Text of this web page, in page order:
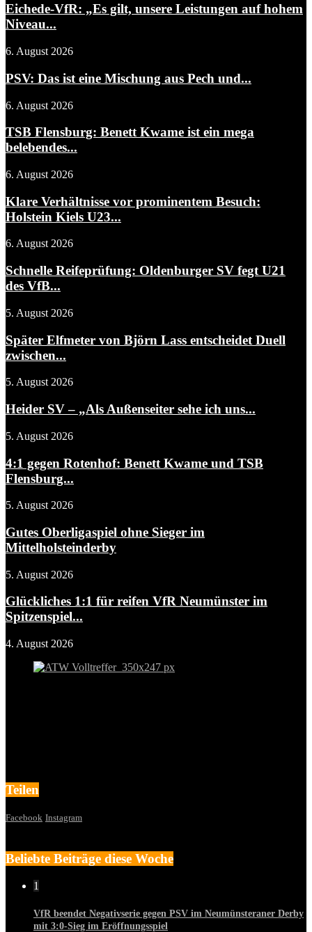
Eichede-VfR: „Es gilt, unsere Leistungen auf hohem
Niveau...
6. August 2026
PSV: Das ist eine Mischung aus Pech und...
6. August 2026
TSB Flensburg: Benett Kwame ist ein mega
belebendes...
6. August 2026
Klare Verhältnisse vor prominentem Besuch:
Holstein Kiels U23...
6. August 2026
Schnelle Reifeprüfung: Oldenburger SV fegt U21
des VfB...
5. August 2026
Später Elfmeter von Björn Lass entscheidet Duell
zwischen...
5. August 2026
Heider SV – „Als Außenseiter sehe ich uns...
5. August 2026
4:1 gegen Rotenhof: Benett Kwame und TSB
Flensburg...
5. August 2026
Gutes Oberligaspiel ohne Sieger im
Mittelholsteinderby
5. August 2026
Glückliches 1:1 für reifen VfR Neumünster im
Spitzenspiel...
4. August 2026
Teilen
Facebook Instagram
Beliebte Beiträge diese Woche
1
VfR beendet Negativserie gegen PSV im Neumünsteraner Derby
mit 3:0-Sieg im Eröffnungsspiel